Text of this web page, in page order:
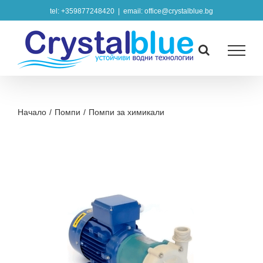
content
tel: +359877248420 email: office@crystalblue.bg
Начало / Помпи / Помпи за химикали